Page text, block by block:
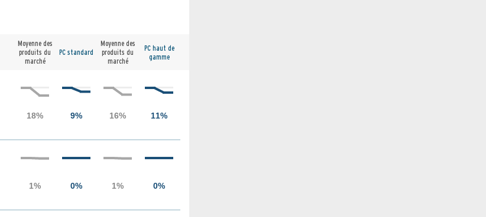
Moyenne des
produits du
marché
PC standard
Moyenne des
produits du
marché
PC haut de
gamme